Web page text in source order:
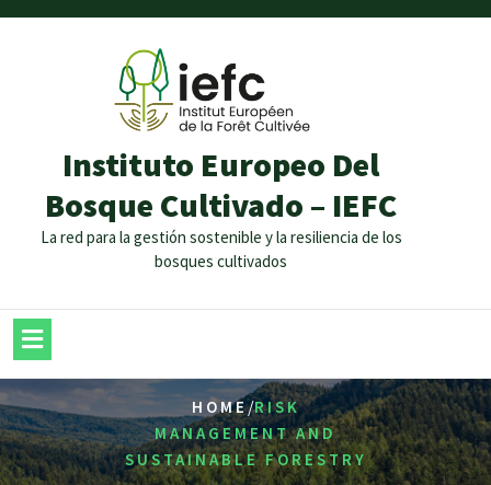
Instituto Europeo Del
Bosque Cultivado – IEFC
La red para la gestión sostenible y la resiliencia de los
bosques cultivados
HOME/RISK
MANAGEMENT AND
SUSTAINABLE FORESTRY